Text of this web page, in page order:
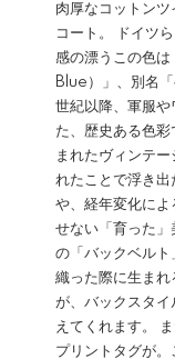
肉厚なコットン
コート。 ドイツ
感の漂うこの色
Blue）」、別名
世紀以降、軍服や
た、歴史ある色
まれたヴィンテ
れたことで浮き出
や、経年変化によ
せない「育った」
の「バックベルト
織った際に生まれ
が、バックスタ
えてくれます。
プリントタグが。